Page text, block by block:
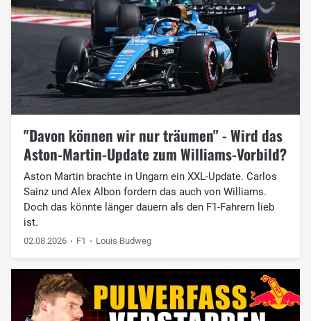
"Davon können wir nur träumen" - Wird das
Aston-Martin-Update zum Williams-Vorbild?
Aston Martin brachte in Ungarn ein XXL-Update. Carlos
Sainz und Alex Albon fordern das auch von Williams.
Doch das könnte länger dauern als den F1-Fahrern lieb
ist.
02.08.2026 F1 Louis Budweg